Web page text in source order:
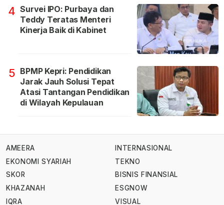
4 Survei IPO: Purbaya dan
Teddy Teratas Menteri
Kinerja Baik di Kabinet
5 BPMP Kepri: Pendidikan
Jarak Jauh Solusi Tepat
Atasi Tantangan Pendidikan
di Wilayah Kepulauan
AMEERA
EKONOMI SYARIAH
SKOR
KHAZANAH
IQRA
INTERNASIONAL
TEKNO
BISNIS FINANSIAL
ESGNOW
VISUAL